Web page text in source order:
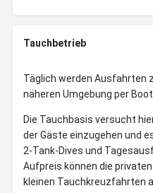
Tauchbetrieb
Täglich werden Ausfahrten
näheren Umgebung per
Die Tauchbasis versucht
der Gäste einzugehen und
2-Tank-Dives und
Aufpreis können die
kleinen Tauchkreuzfahrten